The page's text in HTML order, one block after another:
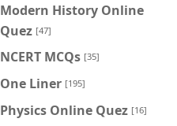
Modern History Online
Quez [47]
NCERT MCQs [35]
One Liner [195]
Physics Online Quez [16]